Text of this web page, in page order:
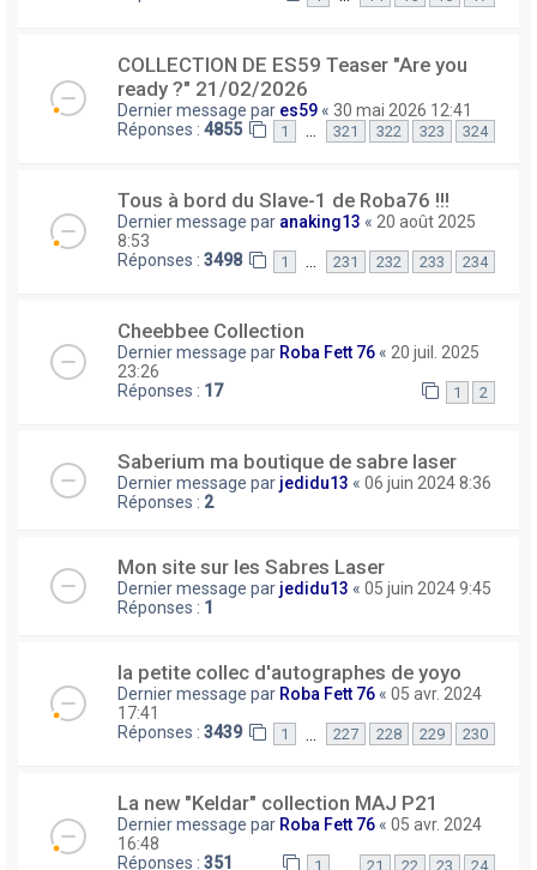
COLLECTION DE ES59 Teaser "Are you
ready ?" 21/02/2026
Dernier message par es59 « 30 mai 2026 12:41
Réponses : 4855 1 321 322 323 324
Tous à bord du Slave-1 de Roba76 !!!
Dernier message par anaking13 « 20 août 2025
8:53
Réponses : 3498 1 231 232 233 234
Cheebbee Collection
Dernier message par Roba Fett 76 « 20 juil. 2025
23:26
Réponses : 17 1 2
Saberium ma boutique de sabre laser
Dernier message par jedidu13 « 06 juin 2024 8:36
Réponses : 2
Mon site sur les Sabres Laser
Dernier message par jedidu13 « 05 juin 2024 9:45
Réponses : 1
la petite collec d'autographes de yoyo
Dernier message par Roba Fett 76 « 05 avr. 2024
17:41
Réponses : 3439 1 227 228 229 230
La new "Keldar" collection MAJ P21
Dernier message par Roba Fett 76 « 05 avr. 2024
16:48
Réponses : 351 1 21 22 23 24